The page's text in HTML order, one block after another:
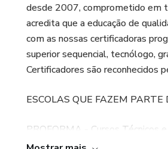
desde 2007, comprometido em
acredita que a educação de
com as nossas certificadoras
superior sequencial, tecnólogo,
Certificadores são reconhecidos
ESCOLAS QUE FAZEM PARTE
PROFORMA - Cursos Técnicos e